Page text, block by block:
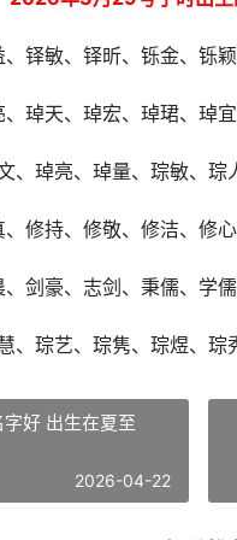
、铎敏、铎昕、铄金、铄
、琸天、琸宏、琸珺、琸
、琸亮、琸量、琮敏、琮
、修持、修敬、修洁、修
、剑豪、志剑、秉儒、学
、琮艺、琮隽、琮煜、琮
好 出生在夏至
2026-04-22